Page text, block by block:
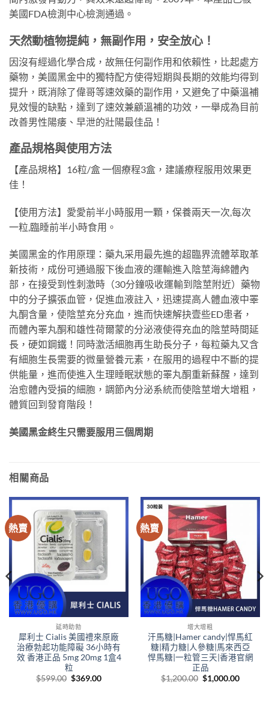
美國FDA檢測中心檢測通過。
天然動植物提純，無副作用，安全放心！
因沒有經過化學合成，故無任何副作用和依賴性，比起處方
藥物，美國黑金中的獨特配方使得短期與長期的效能均得到
提升，既消除了偉哥等速效藥的副作用，又避免了中藥溫補
見效慢的缺點，達到了速效兼顧溫補的功效，一舉成為目前
改善男性陽痿、早泄的壯陽最佳品！
產品規格與使用方法
【產品規格】16粒/盒 一個療程3盒，建議療程服用效果更
佳！
【使用方法】愛愛前半小時服用一顆，保養兩天一次,每次
一粒,臨睡前半小時食用。
美國黑金的作用原理：藥丸采用最先進的超臨界流體萃取革
新技術，成份可通過服下後血液的運輸進入陰莖海綿體內
部，在接受到性刺激時（30分鐘吸收運輸到陰莖附近）藥物
中的分子擴張血管，促進血液註入，迅速提高人體血液中睪
丸酮含量，使陰莖充分充血，進而快速解抉壹些ED患者，
而體內睪丸酮和雄性荷爾蒙的分泌液使得充血的陰莖時間延
長，硬如鋼鐵！同時激活細胞再生助長分子，每粒藥丸又含
有細胞生長需要的微量營養元素，在服用的過程中不斷的提
供能量，進而使進入生理睡眠狀態的睪丸酮重新蘇醒，達到
治愈體內受損的細胞，調節內分泌系統而使陰莖增大增粗，
體質回到發育階段！
美國黑金終生只需要服用三個周期
相關商品
熱賣
延時助勃
犀利士 Cialis 美國禮來原廠
治療勃起功能障礙 36小時有
效 香港正品 5mg 20mg 1盒4
粒
$599.00 Original
$369.00Current
熱賣
增大增粗
汗馬糖|Hamer candy|悍馬紅
糖|精力糖|人參糖|馬來西亞
悍馬糖|一粒管三天|香港官網
正品
$1,200.00 Original
price
$1,000.00Current